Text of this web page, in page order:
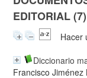
EDITORIAL (7)
Hacer
Diccionario
Francisco Jiménez